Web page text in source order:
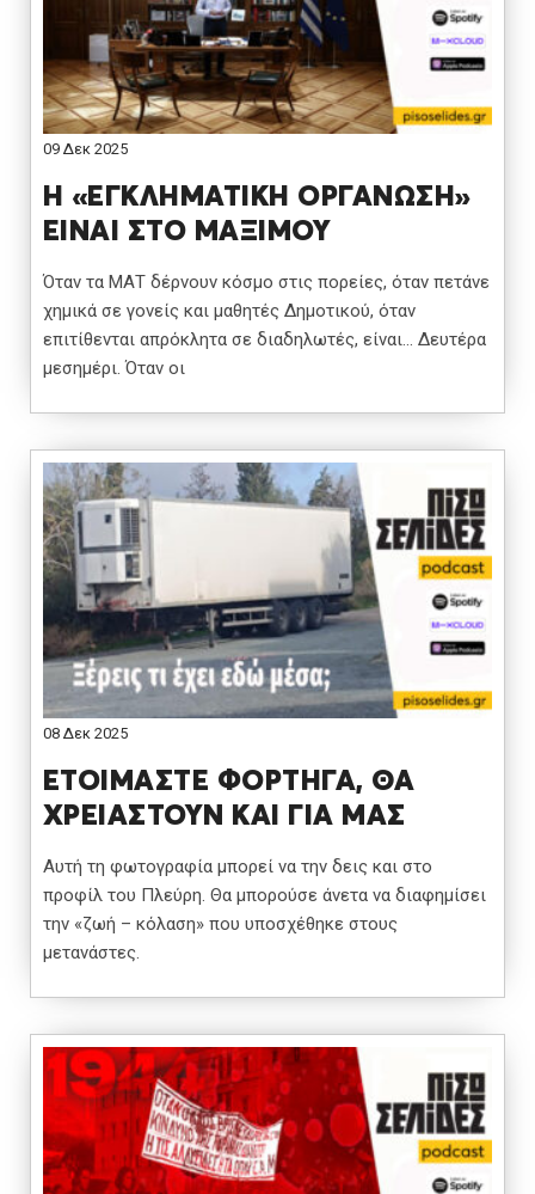
09 Δεκ 2025
Η «ΕΓΚΛΗΜΑΤΙΚΗ ΟΡΓΑΝΩΣΗ»
ΕΙΝΑΙ ΣΤΟ ΜΑΞΙΜΟΥ
Όταν τα ΜΑΤ δέρνουν κόσμο στις πορείες, όταν πετάνε
χημικά σε γονείς και μαθητές Δημοτικού, όταν
επιτίθενται απρόκλητα σε διαδηλωτές, είναι… Δευτέρα
μεσημέρι. Όταν οι
08 Δεκ 2025
ΕΤΟΙΜΑΣΤΕ ΦΟΡΤΗΓΑ, ΘΑ
ΧΡΕΙΑΣΤΟΥΝ ΚΑΙ ΓΙΑ ΜΑΣ
Αυτή τη φωτογραφία μπορεί να την δεις και στο
προφίλ του Πλεύρη. Θα μπορούσε άνετα να διαφημίσει
την «ζωή – κόλαση» που υποσχέθηκε στους
μετανάστες.